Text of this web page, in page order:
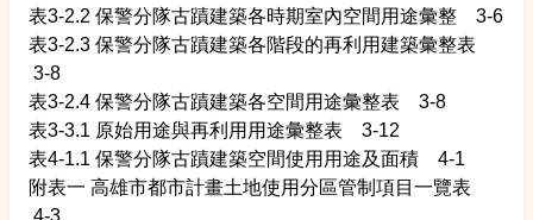
表3-2.2 保警分隊古蹟建築各時期室內空間用途彙整 3-6
表3-2.3 保警分隊古蹟建築各階段的再利用建築彙整表
3-8
表3-2.4 保警分隊古蹟建築各空間用途彙整表 3-8
表3-3.1 原始用途與再利用用途彙整表 3-12
表4-1.1 保警分隊古蹟建築空間使用用途及面積 4-1
附表一 高雄市都市計畫土地使用分區管制項目一覽表